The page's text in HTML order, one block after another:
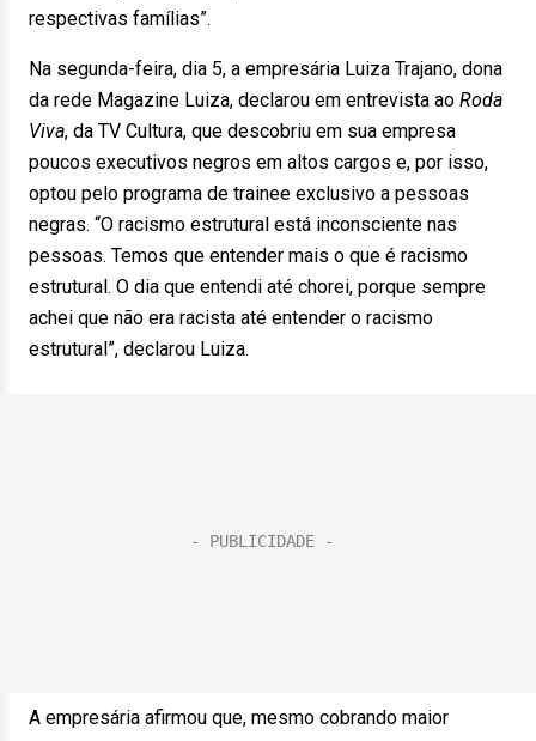
respectivas famílias”.
Na segunda-feira, dia 5, a empresária Luiza Trajano, dona
da rede Magazine Luiza, declarou em entrevista ao Roda
Viva, da TV Cultura, que descobriu em sua empresa
poucos executivos negros em altos cargos e, por isso,
optou pelo programa de trainee exclusivo a pessoas
negras. “O racismo estrutural está inconsciente nas
pessoas. Temos que entender mais o que é racismo
estrutural. O dia que entendi até chorei, porque sempre
achei que não era racista até entender o racismo
estrutural”, declarou Luiza.
A empresária afirmou que, mesmo cobrando maior